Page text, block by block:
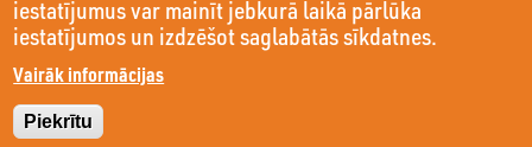
iestatījumus var mainīt jebkurā laikā pārlūka
iestatījumos un izdzēšot saglabātās sīkdatnes.
Vairāk informācijas
Piekrītu